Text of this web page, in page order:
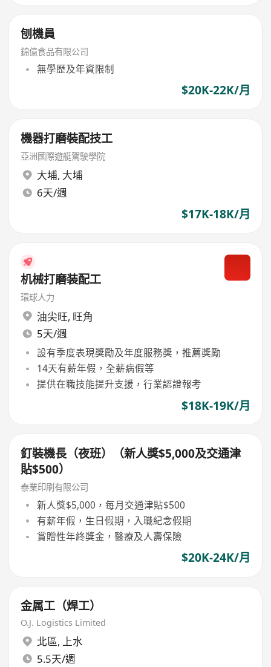
刨機員
錦億食品有限公司
無學歷及年資限制
$20K-22K/月
機器打磨裝配技工
亞洲國際遊艇駕駛學院
大埔, 大埔
6天/週
$17K-18K/月
机械打磨装配工
環球人力
油尖旺, 旺角
5天/週
設有季度表現獎勵及年度服務獎，推薦獎勵
14天有薪年假，全薪病假等
提供在職技能提升支援，行業認證報考
$18K-19K/月
釘裝機長（夜班）（新人獎$5,000及交通津
貼$500）
泰業印刷有限公司
新人獎$5,000，每月交通津貼$500
有薪年假，生日假期，入職紀念假期
賞贈性年終獎金，醫療及人壽保險
$20K-24K/月
金属工（焊工）
O.J. Logistics Limited
北區, 上水
5.5天/週